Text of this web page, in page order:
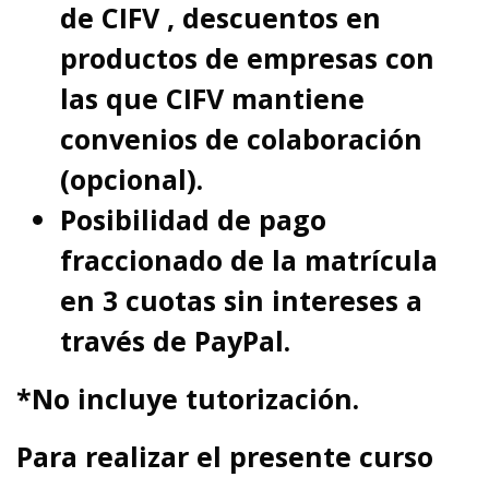
de CIFV , descuentos en
productos de empresas con
las que CIFV mantiene
convenios de colaboración
(opcional).
Posibilidad de pago
fraccionado de la matrícula
en 3 cuotas sin intereses a
través de PayPal.
*No incluye tutorización.
Para realizar el presente curso